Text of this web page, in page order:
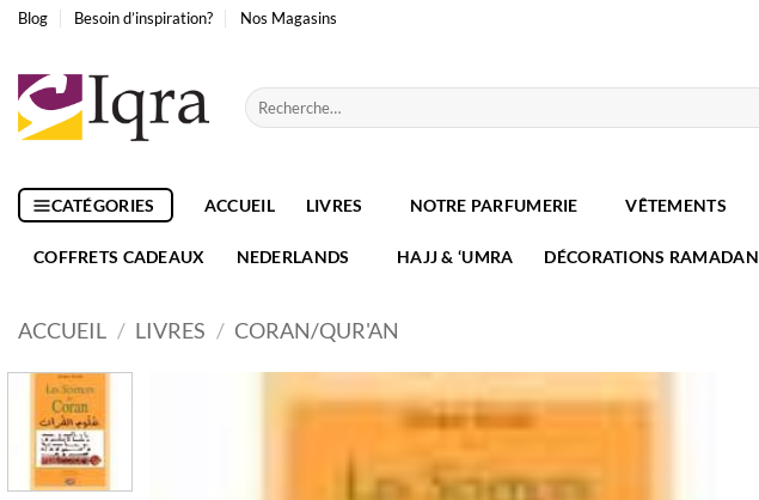
Passer
contenu
Blog Besoin d’inspiration? Nos Magasins
Recherche
pour :
CATÉGORIES ACCUEIL LIVRES NOTRE PARFUMERIE VÊTEMENTS
COFFRETS CADEAUX NEDERLANDS HAJJ & ‘UMRA DÉCORATIONS RAMADAN
ACCUEIL / LIVRES / CORAN/QUR'AN